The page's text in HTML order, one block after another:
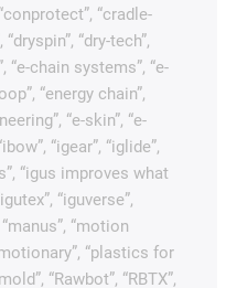
“cradle-
“dryspin”, “dry-tech”,
“e-chain systems”, “e-
“energy chain”,
“e-skin”, “e-
“igear”, “iglide”,
“igus improves what
“iguverse”,
“motion
“plastics for
“Rawbot”, “RBTX”,